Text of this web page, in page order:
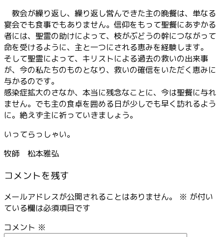
教会が繰り返し、繰り返し営んできた主の晩餐は、単なる
宴会でも食事でもありません。信仰をもって聖餐にあずかる
者には、聖霊の助けによって、枝がぶどうの幹につながって
命を受けるように、主と一つにされる恵みを経験します。
そして聖霊によって、キリストによる過去の救いの出来事
が、今の私たちのものとなり、救いの確信をいただく恵みに
与かるのです。
感染症拡大のさなか、本当に残念なことに、今は聖餐に与れ
ません。でも主の食卓を囲める日が少しでも早く訪れるよう
に。絶えず主に祈っていきましょう。
いってらっしゃい。
牧師 松本雅弘
コメントを残す
メールアドレスが公開されることはありません。 ※ が付い
ている欄は必須項目です
コメント ※